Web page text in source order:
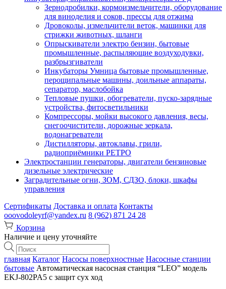
Зернодробилки, кормоизмельчители, оборудование
для виноделия и соков, прессы для отжима
Дровоколы, измельчители веток, машинки для
стрижки животных, шланги
Опрыскиватели электро бензин, бытовые
промышленные, распыляющие воздуходувки,
разбрызгиватели
Инкубаторы Умница бытовые промышленные,
перощипальные машины, доильные аппараты,
сепаратор, маслобойка
Тепловые пушки, обогреватели, пуско-зарядные
устройства, фитосветильники
Компрессоры, мойки высокого давления, весы,
снегоочистители, дорожные зеркала,
водонагреватели
Дистилляторы, автоклавы, грили,
радиоприёмники РЕТРО
Электростанции генераторы, двигатели бензиновые
дизельные электрические
Заградительные огни, ЗОМ, СДЗО, блоки, шкафы
управления
Сертификаты Доставка и оплата Контакты
ooovodoleyrf@yandex.ru 8 (962) 871 24 28
Корзина
Наличие и цену уточняйте
Поиск
товаров
главная Каталог Насосы поверхностные Насосные станции
бытовые Автоматическая насосная станция “LEO” модель
EKJ-802PA5 с защит сух ход